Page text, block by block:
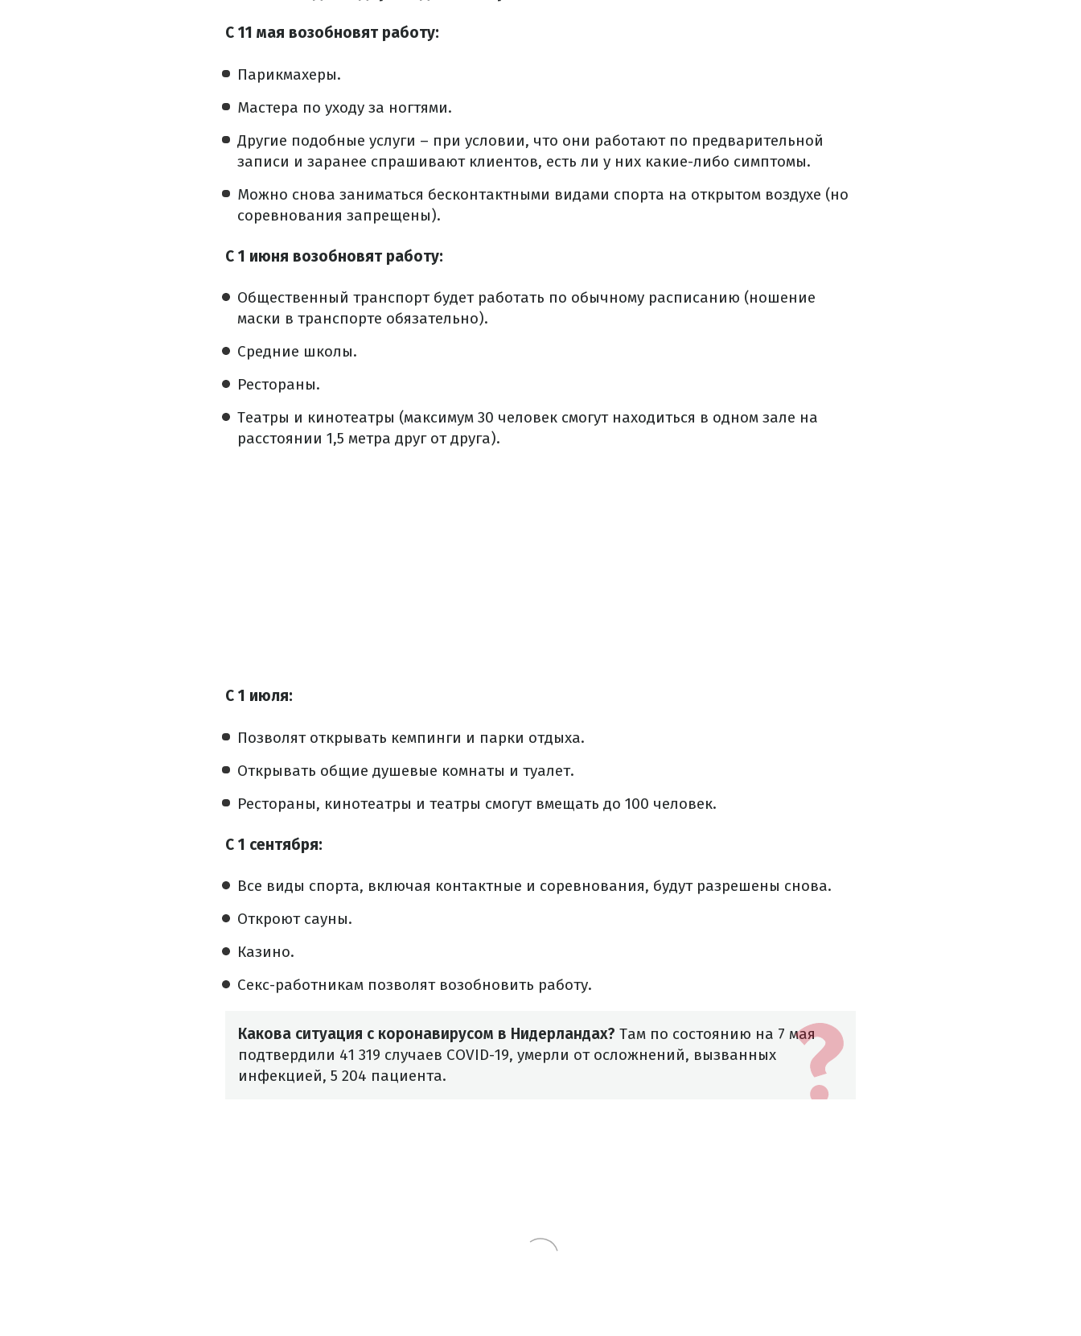
С 11 мая возобновят работу:
Парикмахеры.
Мастера по уходу за ногтями.
Другие подобные услуги – при условии, что они работают по предварительной
записи и заранее спрашивают клиентов, есть ли у них какие-либо симптомы.
Можно снова заниматься бесконтактными видами спорта на открытом воздухе (но
соревнования запрещены).
С 1 июня возобновят работу:
Общественный транспорт будет работать по обычному расписанию (ношение
маски в транспорте обязательно).
Средние школы.
Рестораны.
Театры и кинотеатры (максимум 30 человек смогут находиться в одном зале на
расстоянии 1,5 метра друг от друга).
С 1 июля:
Позволят открывать кемпинги и парки отдыха.
Открывать общие душевые комнаты и туалет.
Рестораны, кинотеатры и театры смогут вмещать до 100 человек.
С 1 сентября:
Все виды спорта, включая контактные и соревнования, будут разрешены снова.
Откроют сауны.
Казино.
Секс-работникам позволят возобновить работу.
Какова ситуация с коронавирусом в Нидерландах? Там по состоянию на 7 мая
подтвердили 41 319 случаев COVID-19, умерли от осложнений, вызванных
инфекцией, 5 204 пациента.